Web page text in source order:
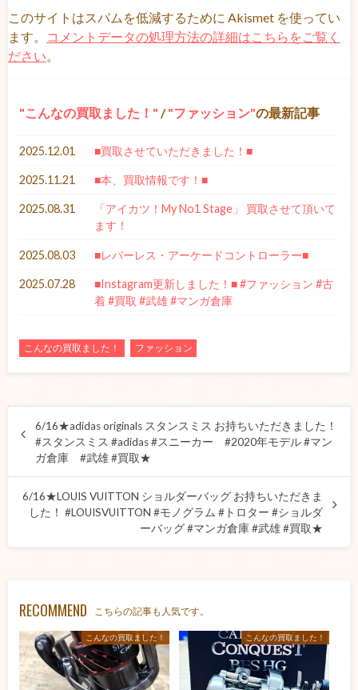
このサイトはスパムを低減するために Akismet を使ってい
ます。
コメントデータの処理方法の詳細はこちらをご覧く
ださい。
こんなの買取ました！ / ファッション の最新記事
2025.12.01 ■買取させていただきました！■
2025.11.21 ■本、買取情報です！■
2025.08.31
「アイカツ！My No1 Stage」 買取させて頂いて
ます！
2025.08.03 ■レバーレス・アーケードコントローラー■
2025.07.28
■Instagram更新しました！■ #ファッション #古
着 #買取 #武雄 #マンガ倉庫
こんなの買取ました！ ファッション
6/16★adidas originals スタンスミス お持ちいただきました！
#スタンスミス #adidas #スニーカー #2020年モデル #マン
ガ倉庫 #武雄 #買取★
6/16★LOUIS VUITTON ショルダーバッグ お持ちいただきま
した！ #LOUISVUITTON #モノグラム #トロター #ショルダ
ーバッグ #マンガ倉庫 #武雄 #買取★
RECOMMEND こちらの記事も人気です。
こんなの買取ました！ こんなの買取ました！